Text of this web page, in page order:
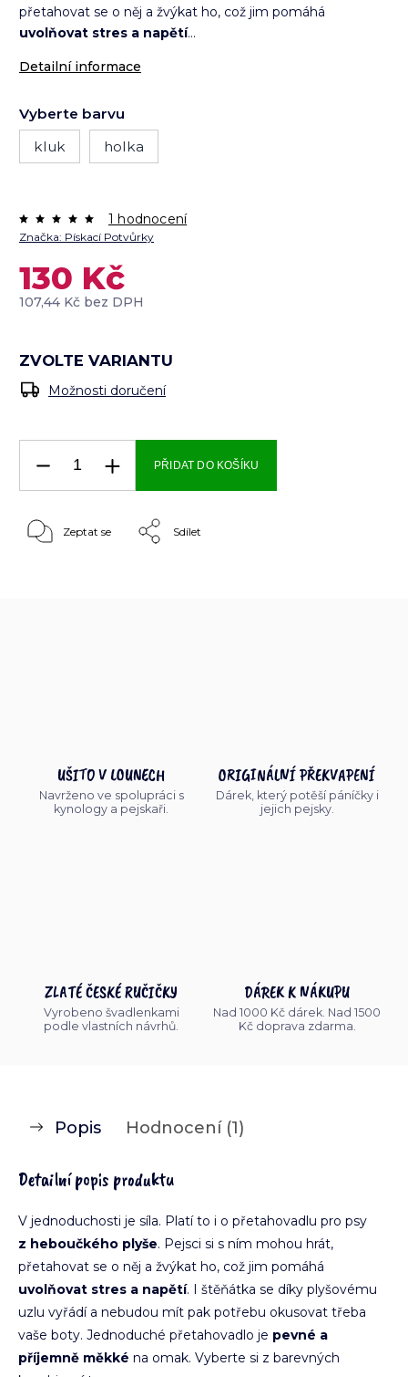
přetahovat se o něj a žvýkat ho, což jim pomáhá
uvolňovat stres a napětí...
Detailní informace
Vyberte barvu
kluk
holka
Značka: Pískací Potvůrky
1 hodnocení
130 Kč
107,44 Kč bez DPH
ZVOLTE VARIANTU
Možnosti doručení
PŘIDAT DO KOŠÍKU
Zeptat se Sdílet
UŠITO V LOUNECH
Navrženo ve spolupráci s
kynology a pejskaři.
ORIGINÁLNÍ PŘEKVAPENÍ
Dárek, který potěší páníčky i
jejich pejsky.
ZLATÉ ČESKÉ RUČIČKY
Vyrobeno švadlenkami
podle vlastních návrhů.
DÁREK K NÁKUPU
Nad 1000 Kč dárek. Nad 1500
Kč doprava zdarma.
Popis Hodnocení (1)
Detailní popis produktu
V jednoduchosti je síla. Platí to i o přetahovadlu pro psy
z heboučkého plyše. Pejsci si s ním mohou hrát,
přetahovat se o něj a žvýkat ho, což jim pomáhá
uvolňovat stres a napětí. I štěňátka se díky plyšovému
uzlu vyřádí a nebudou mít pak potřebu okusovat třeba
vaše boty. Jednoduché přetahovadlo je pevné a
příjemně měkké na omak. Vyberte si z barevných